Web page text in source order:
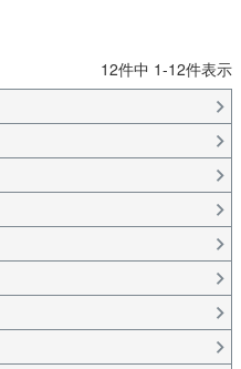
12件中 1-12件表示